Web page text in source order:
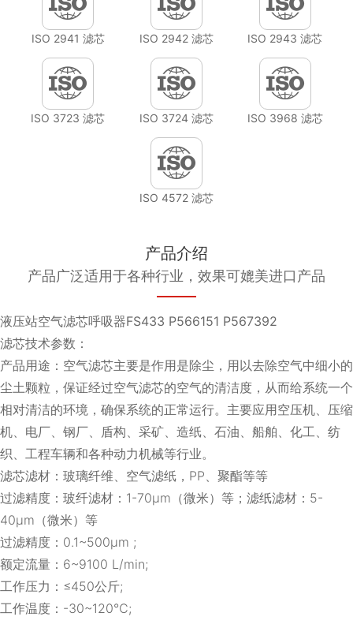
ISO 2941 滤芯 ISO 2942 滤芯 ISO 2943 滤芯
ISO 3723 滤芯 ISO 3724 滤芯 ISO 3968 滤芯
ISO 4572 滤芯
产品介绍
产品广泛适用于各种行业，效果可媲美进口产品
液压站空气滤芯呼吸器FS433 P566151 P567392
滤芯技术参数：
产品用途：空气滤芯主要是作用是除尘，用以去除空气中细小的
尘土颗粒，保证经过空气滤芯的空气的清洁度，从而给系统一个
相对清洁的环境，确保系统的正常运行。主要应用空压机、压缩
机、电厂、钢厂、盾构、采矿、造纸、石油、船舶、化工、纺
织、工程车辆和各种动力机械等行业。
滤芯滤材：玻璃纤维、空气滤纸，PP、聚酯等等
过滤精度：玻纤滤材：1-70μm（微米）等；滤纸滤材：5-
40μm（微米）等
过滤精度：0.1~500μm ;
额定流量：6~9100 L/min;
工作压力：≤450公斤;
工作温度：-30~120℃;